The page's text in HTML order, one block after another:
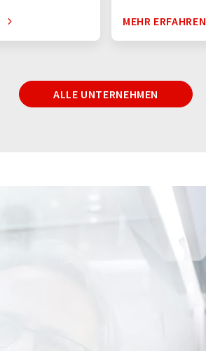
MEHR ERFAHREN
ALLE UNTERNEHMEN